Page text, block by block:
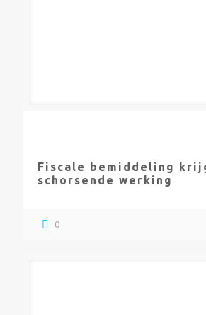
Fiscale bemiddeling
schorsende werking
0